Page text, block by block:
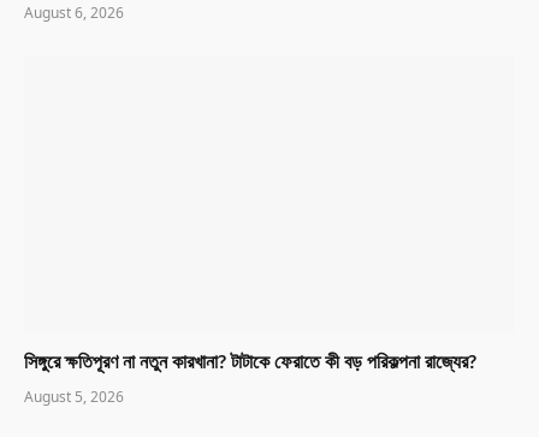
August 6, 2026
সিঙ্গুরে ক্ষতিপূরণ না নতুন কারখানা? টাটাকে ফেরাতে কী বড় পরিকল্পনা রাজ্যের?
August 5, 2026